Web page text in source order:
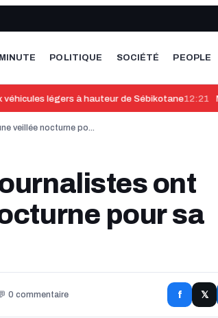
POLITIQUE SOCIÉTÉ PEOPLE
légers à hauteur de Sébikotane12:21
veillée nocturne po...
ont
pour sa
0 commentaire f 𝕏